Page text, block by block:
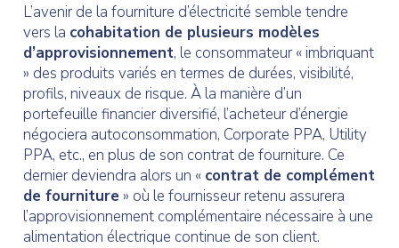
L’avenir de la fourniture d’électricité semble tendre
vers la cohabitation de plusieurs modèles
d’approvisionnement, le consommateur « imbriquant
» des produits variés en termes de durées, visibilité,
profils, niveaux de risque. À la manière d’un
portefeuille financier diversifié, l’acheteur d’énergie
négociera autoconsommation, Corporate PPA, Utility
PPA, etc., en plus de son contrat de fourniture. Ce
dernier deviendra alors un « contrat de complément
de fourniture» où le fournisseur retenu assurera
l’approvisionnement complémentaire nécessaire à une
alimentation électrique continue de son client.